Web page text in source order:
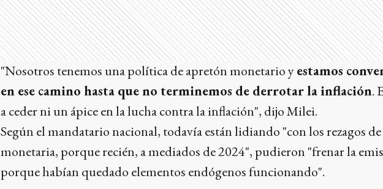
"Nosotros tenemos una política de apretón monetario yestamos
en ese camino hasta que no terminemos de derrotar la inflación.
a ceder ni un ápice en la lucha contra la inflación", dijo Milei.
Según el mandatario nacional, todavía están lidiando "con los rezagos
monetaria, porque recién, a mediados de 2024", pudieron "frenar la
porque habían quedado elementos endógenos funcionando".